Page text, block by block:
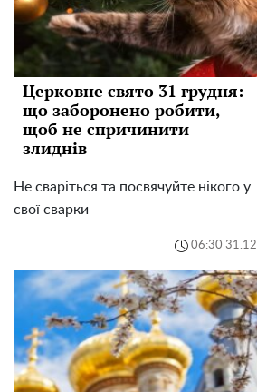
Церковне свято 31 грудня:
що заборонено робити,
щоб не спричинити
злиднів
Не сваріться та посвячуйте нікого у
свої сварки
06:30 31.12